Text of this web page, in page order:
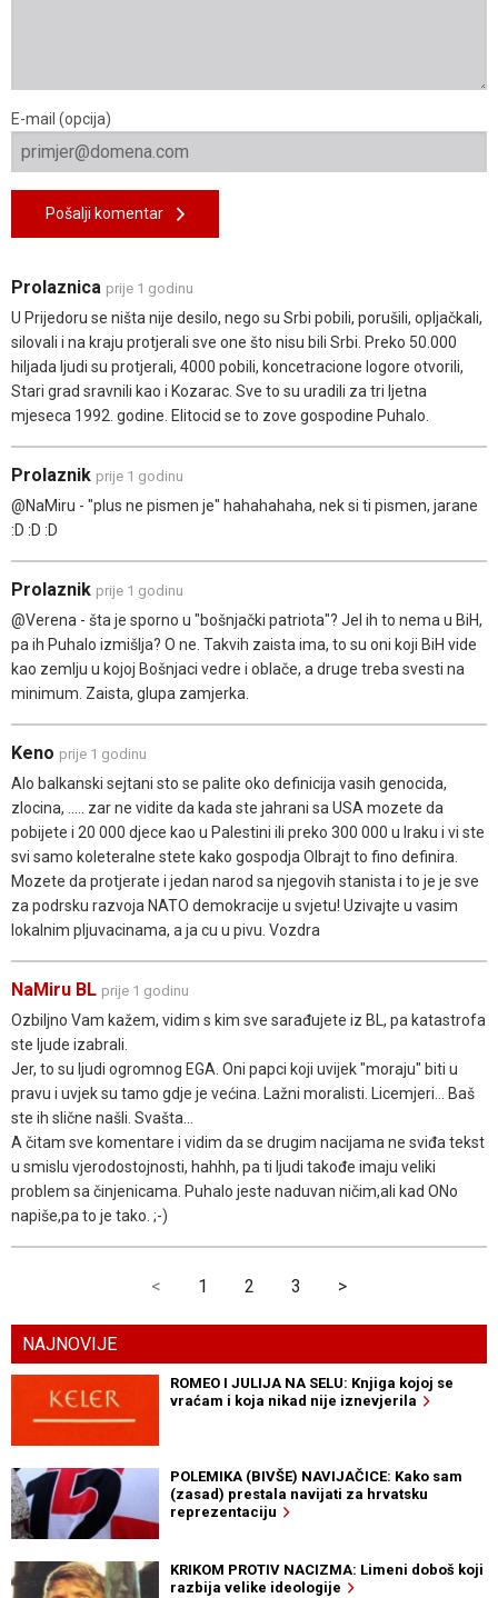
E-mail (opcija)
Pošalji komentar
Prolaznica prije 1 godinu
U Prijedoru se ništa nije desilo, nego su Srbi pobili, porušili, opljačkali,
silovali i na kraju protjerali sve one što nisu bili Srbi. Preko 50.000
hiljada ljudi su protjerali, 4000 pobili, koncetracione logore otvorili,
Stari grad sravnili kao i Kozarac. Sve to su uradili za tri ljetna
mjeseca 1992. godine. Elitocid se to zove gospodine Puhalo.
Prolaznik prije 1 godinu
@NaMiru - "plus ne pismen je" hahahahaha, nek si ti pismen, jarane
:D :D :D
Prolaznik prije 1 godinu
@Verena - šta je sporno u "bošnjački patriota"? Jel ih to nema u BiH,
pa ih Puhalo izmišlja? O ne. Takvih zaista ima, to su oni koji BiH vide
kao zemlju u kojoj Bošnjaci vedre i oblače, a druge treba svesti na
minimum. Zaista, glupa zamjerka.
Keno prije 1 godinu
Alo balkanski sejtani sto se palite oko definicija vasih genocida,
zlocina, ..... zar ne vidite da kada ste jahrani sa USA mozete da
pobijete i 20 000 djece kao u Palestini ili preko 300 000 u Iraku i vi ste
svi samo koleteralne stete kako gospodja Olbrajt to fino definira.
Mozete da protjerate i jedan narod sa njegovih stanista i to je je sve
za podrsku razvoja NATO demokracije u svjetu! Uzivajte u vasim
lokalnim pljuvacinama, a ja cu u pivu. Vozdra
NaMiru BL prije 1 godinu
Ozbiljno Vam kažem, vidim s kim sve sarađujete iz BL, pa katastrofa
ste ljude izabrali.
Jer, to su ljudi ogromnog EGA. Oni papci koji uvijek "moraju" biti u
pravu i uvjek su tamo gdje je većina. Lažni moralisti. Licemjeri... Baš
ste ih slične našli. Svašta...
A čitam sve komentare i vidim da se drugim nacijama ne sviđa tekst
u smislu vjerodostojnosti, hahhh, pa ti ljudi takođe imaju veliki
problem sa činjenicama. Puhalo jeste naduvan ničim,ali kad ONo
napiše,pa to je tako. ;-)
< 1 2 3 >
NAJNOVIJE
ROMEO I JULIJA NA SELU: Knjiga kojoj se
vraćam i koja nikad nije iznevjerila
POLEMIKA (BIVŠE) NAVIJAČICE: Kako sam
(zasad) prestala navijati za hrvatsku
reprezentaciju
KRIKOM PROTIV NACIZMA: Limeni doboš koji
razbija velike ideologije